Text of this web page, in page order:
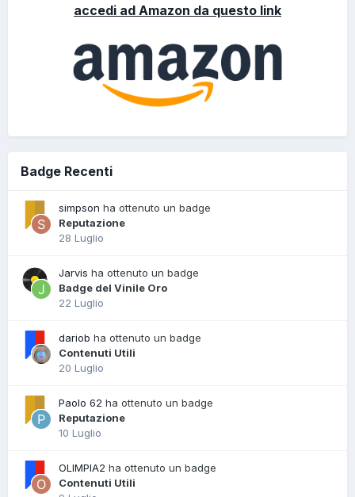
accedi ad Amazon da questo link
Badge Recenti
simpson ha ottenuto un badge
Reputazione
28 Luglio
Jarvis ha ottenuto un badge
Badge del Vinile Oro
22 Luglio
dariob ha ottenuto un badge
Contenuti Utili
20 Luglio
Paolo 62 ha ottenuto un badge
Reputazione
10 Luglio
OLIMPIA2 ha ottenuto un badge
Contenuti Utili